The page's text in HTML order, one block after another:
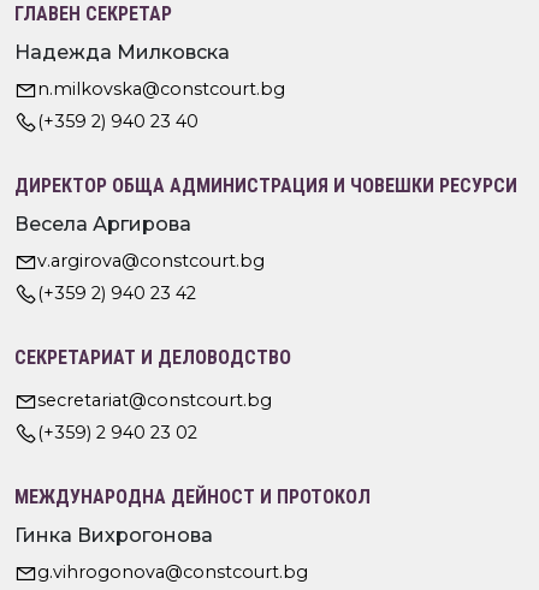
ГЛАВЕН СЕКРЕТАР
Надежда Милковска
n.milkovska@constcourt.bg
(+359 2) 940 23 40
ДИРЕКТОР ОБЩА АДМИНИСТРАЦИЯ И ЧОВЕШКИ РЕСУРСИ
Весела Аргирова
v.argirova@constcourt.bg
(+359 2) 940 23 42
СЕКРЕТАРИАТ И ДЕЛОВОДСТВО
secretariat@constcourt.bg
(+359) 2 940 23 02
МЕЖДУНАРОДНА ДЕЙНОСТ И ПРОТОКОЛ
Гинка Вихрогонова
g.vihrogonova@constcourt.bg